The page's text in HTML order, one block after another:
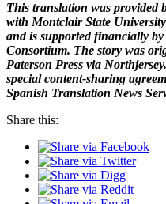
This translation was provided
with Montclair State
and is supported financially
Consortium. The story was
Paterson Press via
special content-sharing
Spanish Translation News
Share this: